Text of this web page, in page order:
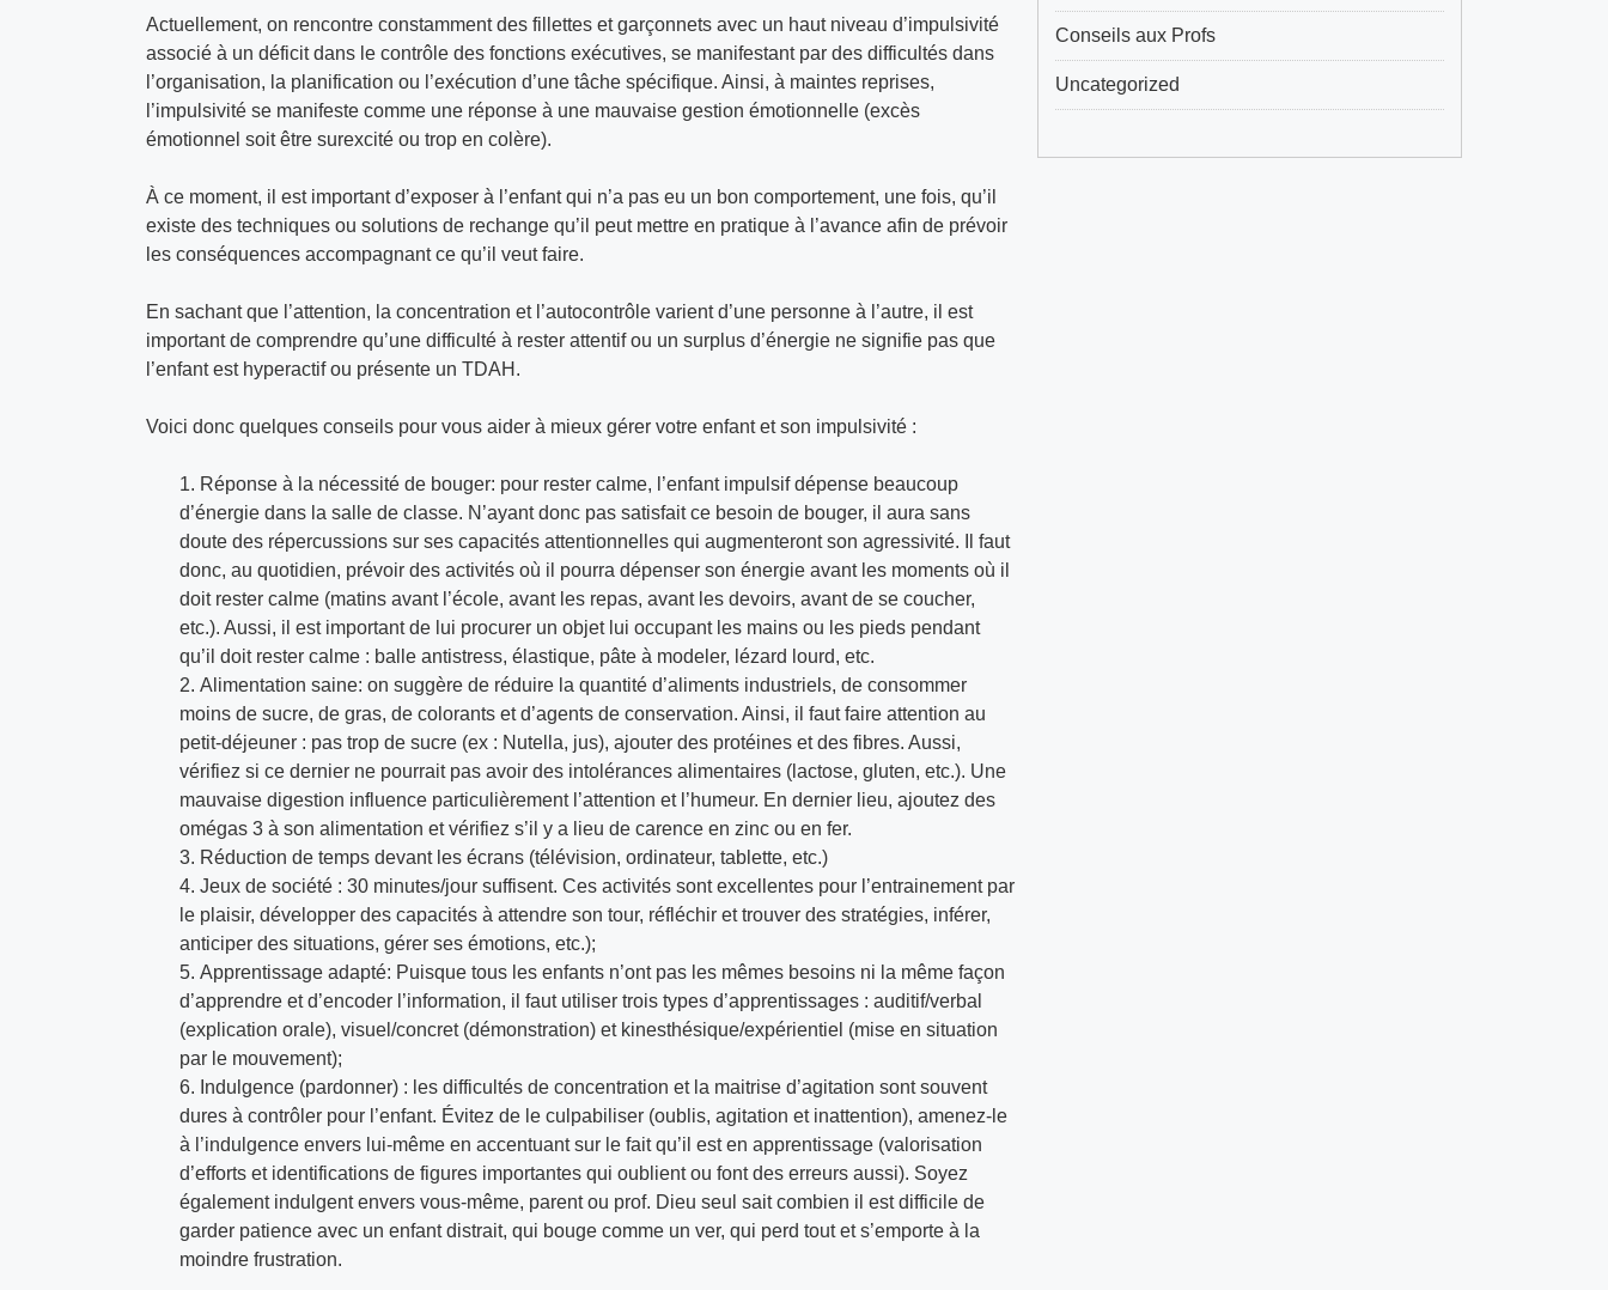
Actuellement, on rencontre constamment des fillettes et garçonnets avec un haut niveau d’impulsivité
associé à un déficit dans le contrôle des fonctions exécutives, se manifestant par des difficultés dans
l’organisation, la planification ou l’exécution d’une tâche spécifique. Ainsi, à maintes reprises,
l’impulsivité se manifeste comme une réponse à une mauvaise gestion émotionnelle (excès
émotionnel soit être surexcité ou trop en colère).
À ce moment, il est important d’exposer à l’enfant qui n’a pas eu un bon comportement, une fois, qu’il
existe des techniques ou solutions de rechange qu’il peut mettre en pratique à l’avance afin de prévoir
les conséquences accompagnant ce qu’il veut faire.
En sachant que l’attention, la concentration et l’autocontrôle varient d’une personne à l’autre, il est
important de comprendre qu’une difficulté à rester attentif ou un surplus d’énergie ne signifie pas que
l’enfant est hyperactif ou présente un TDAH.
Voici donc quelques conseils pour vous aider à mieux gérer votre enfant et son impulsivité :
Réponse à la nécessité de bouger: pour rester calme, l’enfant impulsif dépense beaucoup
d’énergie dans la salle de classe. N’ayant donc pas satisfait ce besoin de bouger, il aura sans
doute des répercussions sur ses capacités attentionnelles qui augmenteront son agressivité. Il faut
donc, au quotidien, prévoir des activités où il pourra dépenser son énergie avant les moments où il
doit rester calme (matins avant l’école, avant les repas, avant les devoirs, avant de se coucher,
etc.). Aussi, il est important de lui procurer un objet lui occupant les mains ou les pieds pendant
qu’il doit rester calme : balle antistress, élastique, pâte à modeler, lézard lourd, etc.
Alimentation saine: on suggère de réduire la quantité d’aliments industriels, de consommer
moins de sucre, de gras, de colorants et d’agents de conservation. Ainsi, il faut faire attention au
petit-déjeuner : pas trop de sucre (ex : Nutella, jus), ajouter des protéines et des fibres. Aussi,
vérifiez si ce dernier ne pourrait pas avoir des intolérances alimentaires (lactose, gluten, etc.). Une
mauvaise digestion influence particulièrement l’attention et l’humeur. En dernier lieu, ajoutez des
omégas 3 à son alimentation et vérifiez s’il y a lieu de carence en zinc ou en fer.
Réduction de temps devant les écrans (télévision, ordinateur, tablette, etc.)
Jeux de société : 30 minutes/jour suffisent. Ces activités sont excellentes pour l’entrainement par
le plaisir, développer des capacités à attendre son tour, réfléchir et trouver des stratégies, inférer,
anticiper des situations, gérer ses émotions, etc.);
Apprentissage adapté: Puisque tous les enfants n’ont pas les mêmes besoins ni la même façon
d’apprendre et d’encoder l’information, il faut utiliser trois types d’apprentissages : auditif/verbal
(explication orale), visuel/concret (démonstration) et kinesthésique/expérientiel (mise en situation
par le mouvement);
Indulgence (pardonner) : les difficultés de concentration et la maitrise d’agitation sont souvent
dures à contrôler pour l’enfant. Évitez de le culpabiliser (oublis, agitation et inattention), amenez-le
à l’indulgence envers lui-même en accentuant sur le fait qu’il est en apprentissage (valorisation
d’efforts et identifications de figures importantes qui oublient ou font des erreurs aussi). Soyez
également indulgent envers vous-même, parent ou prof. Dieu seul sait combien il est difficile de
garder patience avec un enfant distrait, qui bouge comme un ver, qui perd tout et s’emporte à la
moindre frustration.
Conseils aux Profs
Uncategorized